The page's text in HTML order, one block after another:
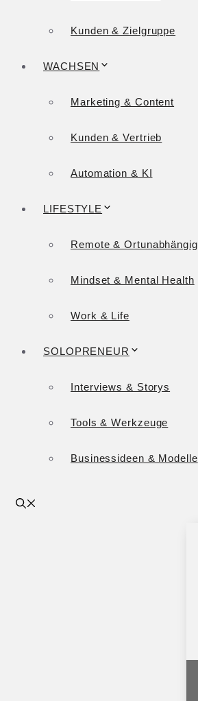
Kunden & Zielgruppe
WACHSEN
Marketing & Content
Kunden & Vertrieb
Automation & KI
LIFESTYLE
Remote & Ortunabhängig
Mindset & Mental Health
Work & Life
SOLOPRENEUR
Interviews & Storys
Tools & Werkzeuge
Businessideen & Modelle